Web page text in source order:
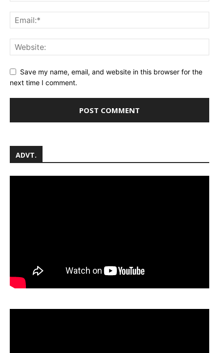
Save my name, email, and website in this browser for the
next time I comment.
ADVT.